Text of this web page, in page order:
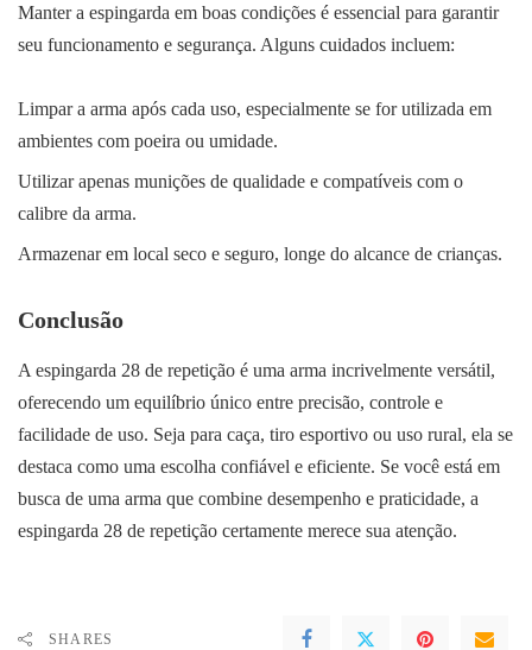
Manter a espingarda em boas condições é essencial para garantir
seu funcionamento e segurança. Alguns cuidados incluem:
Limpar a arma após cada uso, especialmente se for utilizada em
ambientes com poeira ou umidade.
Utilizar apenas munições de qualidade e compatíveis com o
calibre da arma.
Armazenar em local seco e seguro, longe do alcance de crianças.
Conclusão
A espingarda 28 de repetição é uma arma incrivelmente versátil,
oferecendo um equilíbrio único entre precisão, controle e
facilidade de uso. Seja para caça, tiro esportivo ou uso rural, ela se
destaca como uma escolha confiável e eficiente. Se você está em
busca de uma arma que combine desempenho e praticidade, a
espingarda 28 de repetição certamente merece sua atenção.
SHARES